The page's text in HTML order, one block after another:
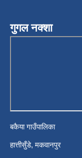
गुगल नक्शा
बकैया गाउँपालिका
हात्तीसुँडे, मकवानपुर